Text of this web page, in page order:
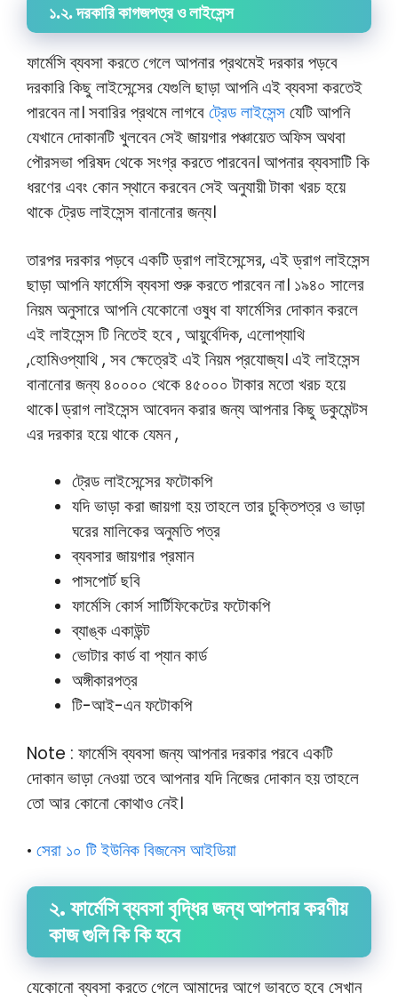
১.২. দরকারি কাগজপত্র ও লাইসেন্স
ফার্মেসি ব্যবসা করতে গেলে আপনার প্রথমেই দরকার পড়বে
দরকারি কিছু লাইসেন্সের যেগুলি ছাড়া আপনি এই ব্যবসা করতেই
পারবেন না। সবারির প্রথমে লাগবেট্রেড লাইসেন্সযেটি আপনি
যেখানে দোকানটি খুলবেন সেই জায়গার পঞ্চায়েত অফিস অথবা
পৌরসভা পরিষদ থেকে সংগ্র করতে পারবেন। আপনার ব্যবসাটি কি
ধরণের এবং কোন স্থানে করবেন সেই অনুযায়ী টাকা খরচ হয়ে
থাকে ট্রেড লাইসেন্স বানানোর জন্য।
তারপর দরকার পড়বে একটি ড্রাগ লাইসেন্সের, এই ড্রাগ লাইসেন্স
ছাড়া আপনি ফার্মেসি ব্যবসা শুরু করতে পারবেন না। ১৯৪০ সালের
নিয়ম অনুসারে আপনি যেকোনো ওষুধ বা ফার্মেসির দোকান করলে
এই লাইসেন্স টি নিতেই হবে , আয়ুর্বেদিক, এলোপ্যাথি
,হোমিওপ্যাথি , সব ক্ষেত্রেই এই নিয়ম প্রযোজ্য। এই লাইসেন্স
বানানোর জন্য ৪০০০০ থেকে ৪৫০০০ টাকার মতো খরচ হয়ে
থাকে। ড্রাগ লাইসেন্স আবেদন করার জন্য আপনার কিছু ডকুমেন্টস
এর দরকার হয়ে থাকে যেমন ,
ট্রেড লাইসেন্সের ফটোকপি
যদি ভাড়া করা জায়গা হয় তাহলে তার চুক্তিপত্র ও ভাড়া
ঘরের মালিকের অনুমতি পত্র
ব্যবসার জায়গার প্রমান
পাসপোর্ট ছবি
ফার্মেসি কোর্স সার্টিফিকেটের ফটোকপি
ব্যাঙ্ক একাউন্ট
ভোটার কার্ড বা প্যান কার্ড
অঙ্গীকারপত্র
টি-আই-এন ফটোকপি
Note : ফার্মেসি ব্যবসা জন্য আপনার দরকার পরবে একটি
দোকান ভাড়া নেওয়া তবে আপনার যদি নিজের দোকান হয় তাহলে
তো আর কোনো কোথাও নেই।
• সেরা ১০ টি ইউনিক বিজনেস আইডিয়া
২. ফার্মেসি ব্যবসা বৃদ্ধির জন্য আপনার করণীয়
কাজ গুলি কি কি হবে
যেকোনো ব্যবসা করতে গেলে আমাদের আগে ভাবতে হবে সেখান